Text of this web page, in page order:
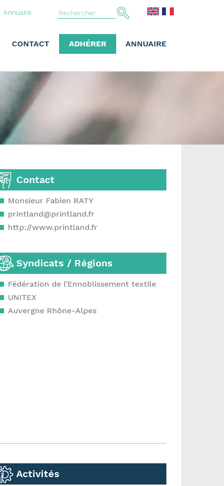
Annuaire
CONTACT ADHÉRER ANNUAIRE
Contact
Monsieur Fabien RATY
printland@printland.fr
http://www.printland.fr
Syndicats / Régions
Fédération de l’Ennoblissement textile
UNITEX
Auvergne Rhône-Alpes
Activités